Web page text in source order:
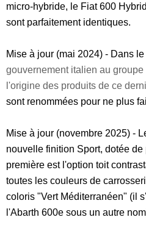
micro-hybride, le Fiat 600
sont parfaitement identiques.
Mise à jour (mai 2024) - Dans
gouvernement italien au
l'origine des produits de ce
sont renommées pour ne plus
Mise à jour (novembre 2025) -
nouvelle finition Sport, dotée
première est l'option toit
toutes les couleurs de
coloris "Vert Méditerranéen" (il
l'Abarth 600e sous un autre